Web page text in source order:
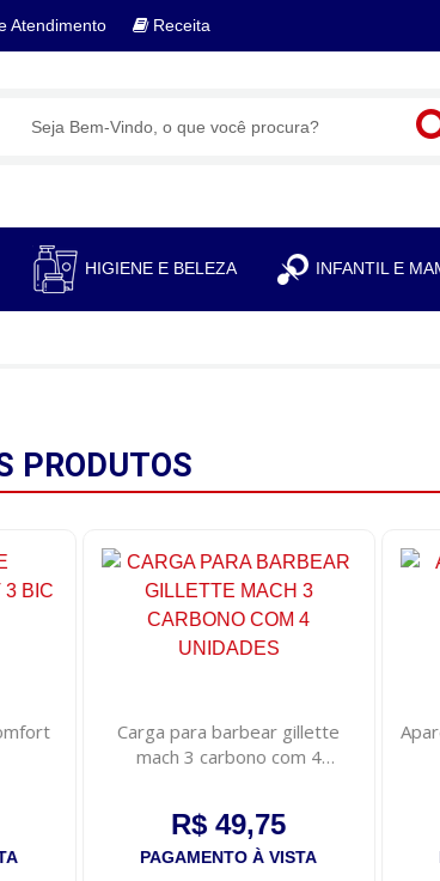
Atendimento Receita
HIGIENE E BELEZA INFANTIL E
PRODUTOS
Carga para barbear gillette
mach 3 carbono com 4
R$ 49,75
PAGAMENTO À VISTA